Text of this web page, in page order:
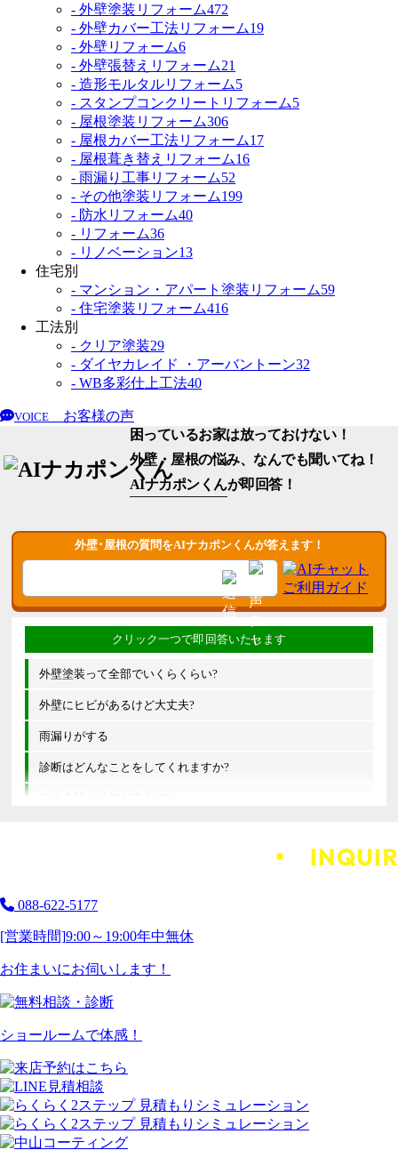
- 外壁塗装リフォーム472
- 外壁カバー工法リフォーム19
- 外壁リフォーム6
- 外壁張替えリフォーム21
- 造形モルタルリフォーム5
- スタンプコンクリートリフォーム5
- 屋根塗装リフォーム306
- 屋根カバー工法リフォーム17
- 屋根葺き替えリフォーム16
- 雨漏り工事リフォーム52
- その他塗装リフォーム199
- 防水リフォーム40
- リフォーム36
- リノベーション13
住宅別
- マンション・アパート塗装リフォーム59
- 住宅塗装リフォーム416
工法別
- クリア塗装29
- ダイヤカレイド ・アーバントーン32
- WB多彩仕上工法40
VOICE
お客様の声
困っているお家は放っておけない！
外壁・屋根の悩み、なんでも聞いてね！
AIナカポンくんが即回答！
外壁･屋根の質問をAIナカポンくんが答えます！
外壁塗装って全部でいくらくらい?
外壁にヒビがあるけど大丈夫?
雨漏りがする
診断はどんなことをしてくれますか?
他の会社とは何が違うの?
088-622-5177
[営業時間]9:00～19:00年中無休
お住まいにお伺いします！
ショールームで体感！